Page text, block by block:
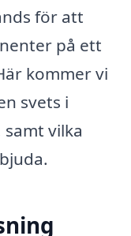
för att
på ett
kommer vi
svets i
vilka